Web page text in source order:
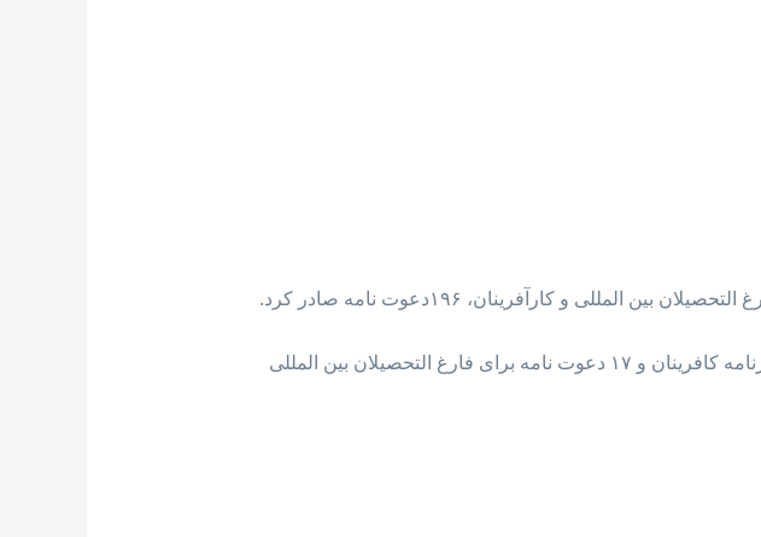
و کارآفرینان، ۱۹۶دعوت نامه صادر کرد.
در این پذیرش ۱۱۹ دعوت نامه برای برنامه نیروی کار ماهر، ۶۰ دعوت نامه برای برنامه کافرینان و ۱۷ دعوت نامه برای فارغ التحصیلان بین المللی